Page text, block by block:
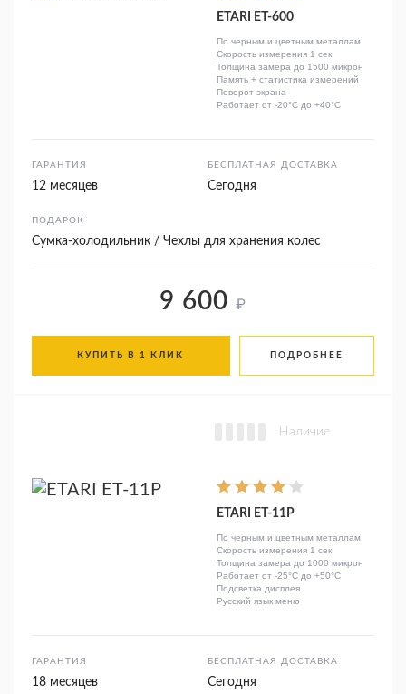
ETARI ЕТ-600
По черным и цветным металлам
Скорость измерения 1 сек
Толщина замера до 1500 микрон
Память + статистика измерений
Поворот экрана
Работает от -20°C до +40°C
ГАРАНТИЯ
12 месяцев
БЕСПЛАТНАЯ ДОСТАВКА
Сегодня
ПОДАРОК
Сумка-холодильник / Чехлы для хранения колес
9 600 ₽
КУПИТЬ В 1 КЛИК ПОДРОБНЕЕ
Наличие
ETARI ЕТ-11Р
По черным и цветным металлам
Скорость измерения 1 сек
Толщина замера до 1000 микрон
Работает от -25°C до +50°C
Подсветка дисплея
Русский язык меню
ГАРАНТИЯ
18 месяцев
БЕСПЛАТНАЯ ДОСТАВКА
Сегодня